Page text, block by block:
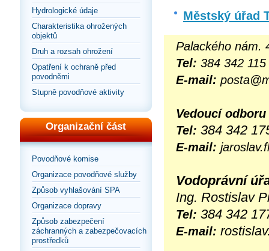
Hydrologické údaje
Charakteristika ohrožených
objektů
Druh a rozsah ohrožení
Opatření k ochraně před
povodněmi
Stupně povodňové aktivity
Organizační část
Povodňové komise
Organizace povodňové služby
Způsob vyhlašování SPA
Organizace dopravy
Způsob zabezpečení
záchranných a zabezpečovacích
prostředků
Městský úřad
Palackého nám.
Tel: 384 342 115
E-mail:
Vedoucí
Tel: 384 342
E-mail:
Vodoprávní
Ing. Rostislav
Tel: 384 342
E-mail: